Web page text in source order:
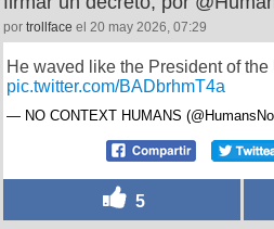
por trollface el 20 may 2026, 07:29
He waved like the President of
pic.twitter.com/BADbrhmT4a
— NO CONTEXT HUMANS
5